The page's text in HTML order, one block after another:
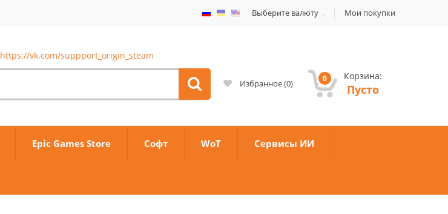
Выберите валюту Мои покупки
https://vk.com/suppport_origin_steam
Избранное(0) 0 Корзина:
Пусто
Epic Games Store Софт WoT Сервисы ИИ